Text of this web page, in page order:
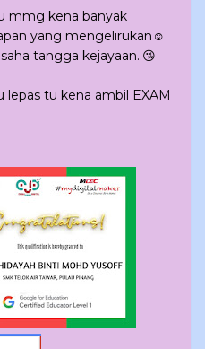
mmg kena banyak
yang mengelirukan☺️
tangga kejayaan..😘
lepas tu kena ambil EXAM